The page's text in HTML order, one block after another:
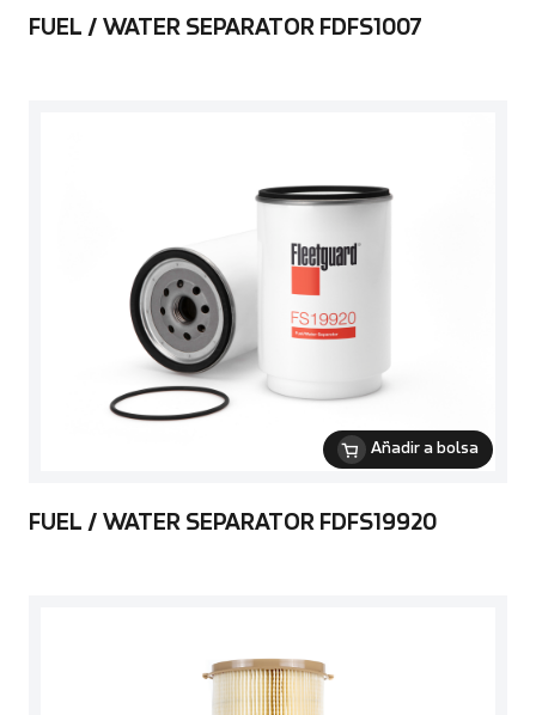
FUEL / WATER SEPARATOR FDFS1007
Añadir a bolsa
FUEL / WATER SEPARATOR FDFS19920